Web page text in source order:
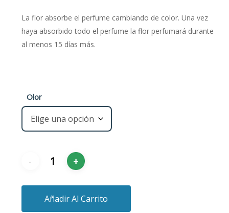
La flor absorbe el perfume cambiando de color. Una vez
haya absorbido todo el perfume la flor perfumará durante
al menos 15 días más.
Olor
Añadir Al Carrito